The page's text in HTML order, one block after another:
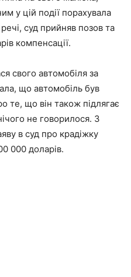
у цій події порахувала
суд прийняв позов та
компенсації.
свого автомобіля за
що автомобіль був
те, що він також підлягає
не говорилося. З
в суд про крадіжку
000 доларів.